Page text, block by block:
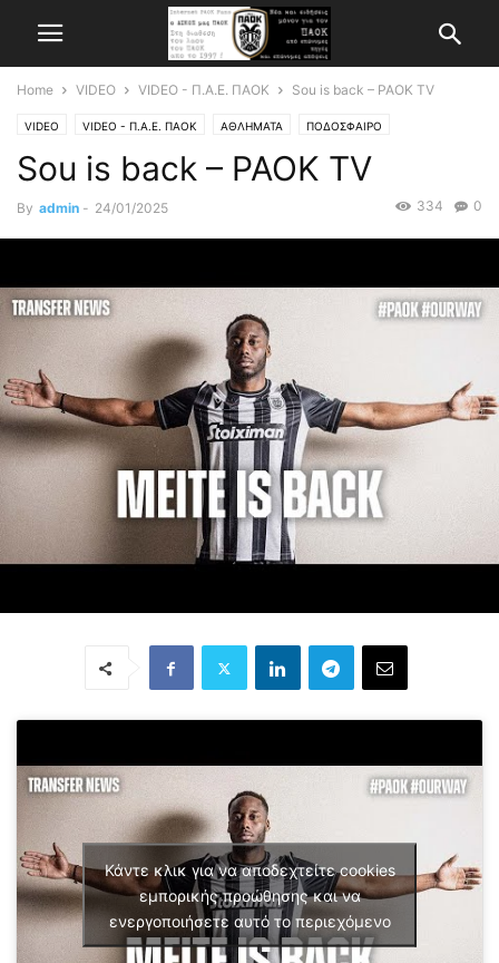
Home VIDEO VIDEO - Π.Α.Ε. ΠΑΟΚ Sou is back – PAOK TV
VIDEO VIDEO - Π.Α.Ε. ΠΑΟΚ ΑΘΛΗΜΑΤΑ ΠΟΔΟΣΦΑΙΡΟ
Sou is back – PAOK TV
By admin - 24/01/2025 0
334
Κάντε κλικ για να αποδεχτείτε cookies
εμπορικής προώθησης και να
ενεργοποιήσετε αυτό το περιεχόμενο